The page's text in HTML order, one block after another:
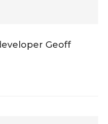
Geoff